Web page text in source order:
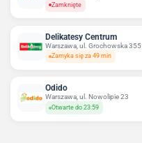
Zamknięte
Delikatesy Centrum
Warszawa, ul. Grochowska 355
Zamyka się za 49 min
Odido
Warszawa, ul. Nowolipie 23
Otwarte do 23:59